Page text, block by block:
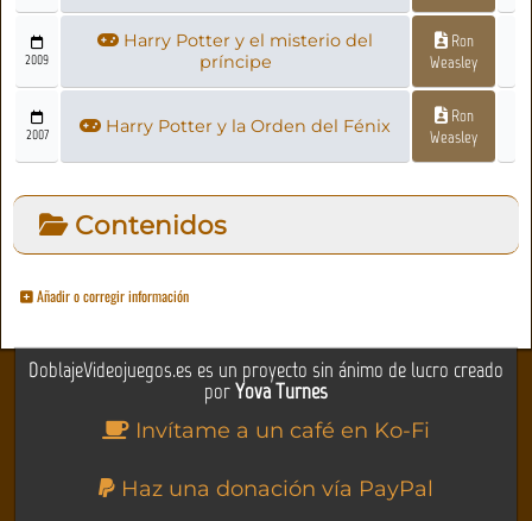
2009
Harry Potter y el misterio del
príncipe
Ron
Weasley
2007 Harry Potter y la Orden del Fénix
Ron
Weasley
Contenidos
Añadir o corregir información
DoblajeVideojuegos.es es un proyecto sin ánimo de lucro creado
porYova Turnes
Invítame a un café en Ko-Fi
Haz una donación vía PayPal